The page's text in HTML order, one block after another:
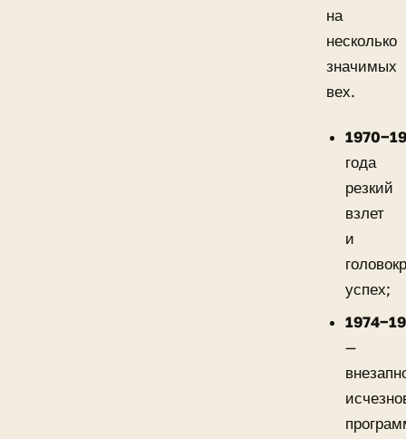
на
несколько
значимых
вех.
года
резкий
взлет
и
успех;
—